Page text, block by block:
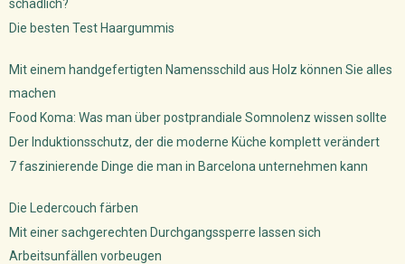
schädlich?
Die besten Test Haargummis
Mit einem handgefertigten Namensschild aus Holz können Sie alles
machen
Food Koma: Was man über postprandiale Somnolenz wissen sollte
Der Induktionsschutz, der die moderne Küche komplett verändert
7 faszinierende Dinge die man in Barcelona unternehmen kann
Die Ledercouch färben
Mit einer sachgerechten Durchgangssperre lassen sich
Arbeitsunfällen vorbeugen